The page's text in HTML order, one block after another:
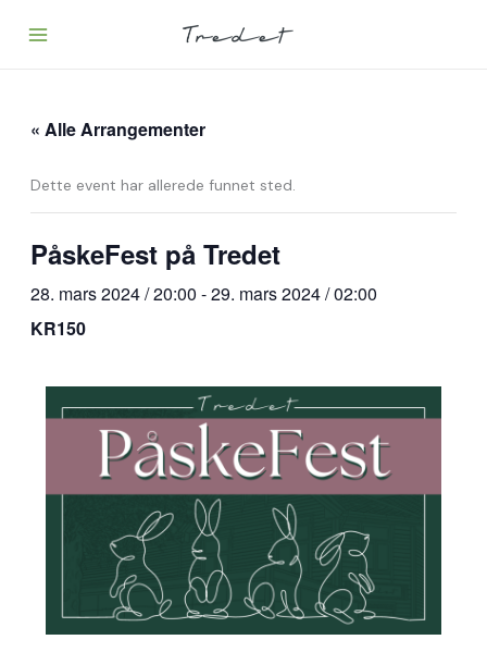
« Alle Arrangementer
Dette event har allerede funnet sted.
PåskeFest på Tredet
28. mars 2024 / 20:00 -29. mars 2024 / 02:00
KR150